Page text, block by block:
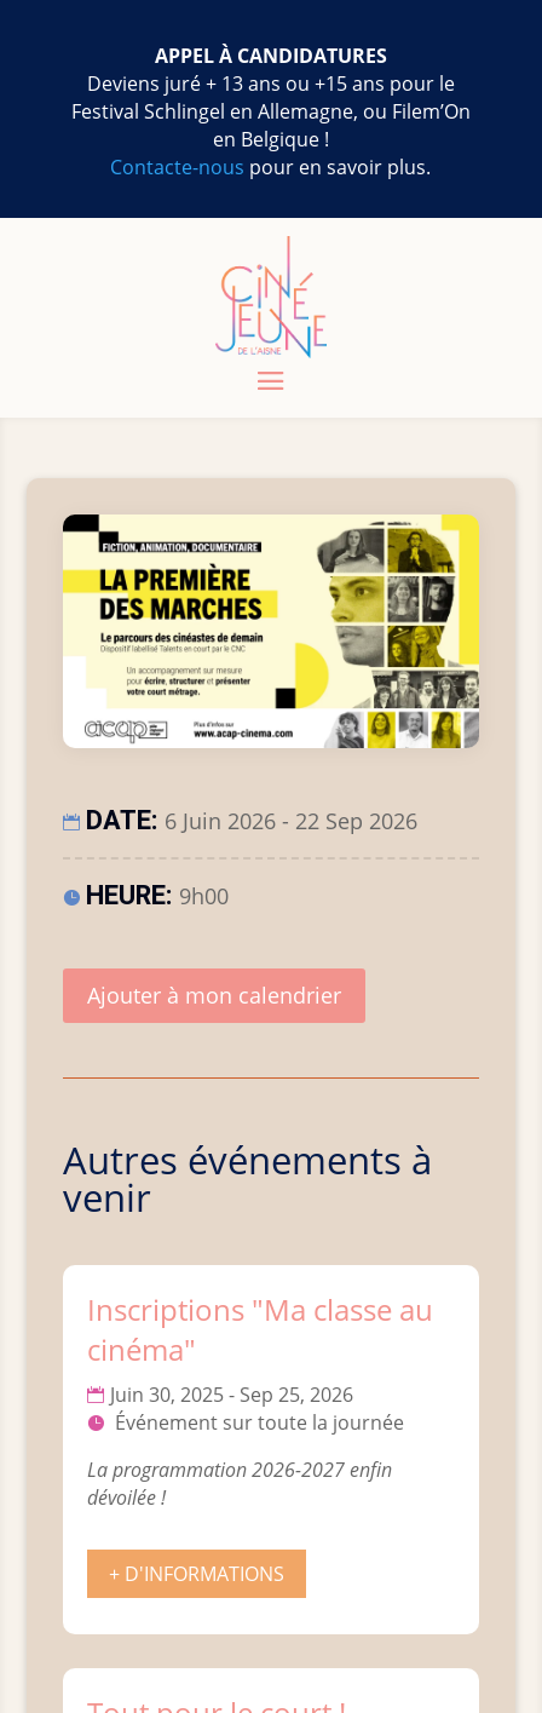
APPEL À CANDIDATURES
Deviens juré + 13 ans ou +15 ans pour le
Festival Schlingel en Allemagne, ou Filem’On
en Belgique !
Contacte-nous pour en savoir plus.
DATE: 6 Juin 2026 - 22 Sep 2026
HEURE: 9h00
Ajouter à mon calendrier
Autres événements à
venir
Inscriptions "Ma classe au
cinéma"
Juin 30, 2025 - Sep 25, 2026
Événement sur toute la journée
La programmation 2026-2027 enfin
dévoilée !
+ D'INFORMATIONS